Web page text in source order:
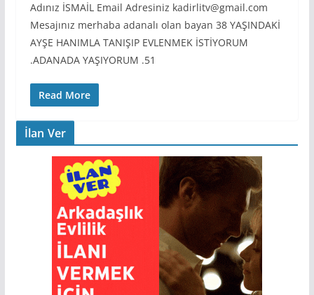
Adınız İSMAİL Email Adresiniz kadirlitv@gmail.com
Mesajınız merhaba adanalı olan bayan 38 YAŞINDAKİ
AYŞE HANIMLA TANIŞIP EVLENMEK İSTİYORUM
.ADANADA YAŞIYORUM .51
Read More
İlan Ver